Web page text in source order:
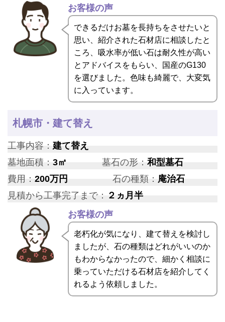
お客様の声
できるだけお墓を長持ちをさせたいと
思い、紹介された石材店に相談したと
ころ、吸水率が低い石は耐久性が高い
とアドバイスをもらい、国産のG130
を選びました。色味も綺麗で、大変気
に入っています。
札幌市・建て替え
工事内容： 建て替え
墓地面積： 3㎡ 墓石の形：和型墓石
費用： 200万円 石の種類： 庵治石
見積から工事完了まで： ２ヵ月半
お客様の声
老朽化が気になり、建て替えを検討し
ましたが、石の種類はどれがいいのか
もわからなかったので、細かく相談に
乗っていただける石材店を紹介してく
れるよう依頼しました。